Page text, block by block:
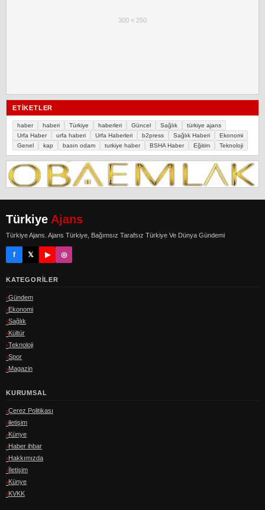
300 × 250
ETIKETLER
haber haberi Türkiye haberleri Güncel Sağlık
türkiye ajans
Urfa Haber
urfa haberi Urfa Haberleri b2press Sağlık Haberi
Ekonomi
Genel
kap basın odam turkiye haber BSHA Haber Eğitim Teknoloji
Türkiye Ajans
Türkiye Ajans. Ajans Türkiye, Bağımsız Tarafsız Türkiye Ve Dünya Gündemi
f 𝕏 ▶ ◎
KATEGORILER
Gündem
Ekonomi
Sağlık
Kültür
Teknoloji
Spor
Magazin
KURUMSAL
Çerez Politikası
iletişim
Künye
Haber ihbar
Hakkımızda
İletişim
Künye
KVKK